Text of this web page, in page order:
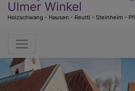
Ulmer Winkel
Holzschwang - Hausen - Reutti - Steinheim -
Hauptnavigation